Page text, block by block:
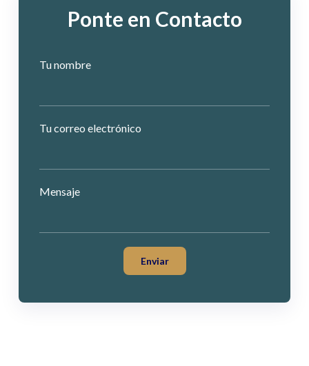
Ponte en Contacto
Tu nombre
Tu correo electrónico
Mensaje